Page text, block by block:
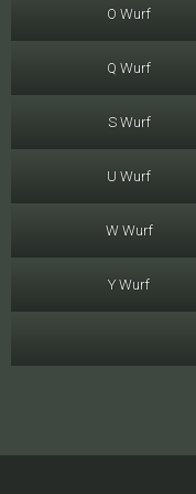
O Wurf
Q Wurf
S Wurf
U Wurf
W Wurf
Y Wurf